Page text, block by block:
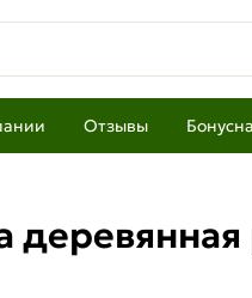
Отзывы
деревянная